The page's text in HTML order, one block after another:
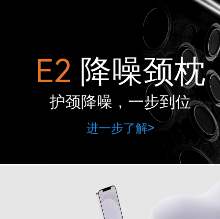
E2 降噪颈枕
护颈降噪，一步到位
进一步了解>